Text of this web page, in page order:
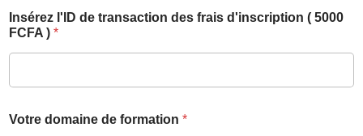
Insérez l'ID de transaction des frais d'inscription ( 5000
FCFA ) *
Votre domaine de formation *